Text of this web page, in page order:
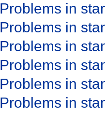
Problems in
Problems in
Problems in
Problems in
Problems in
Problems in